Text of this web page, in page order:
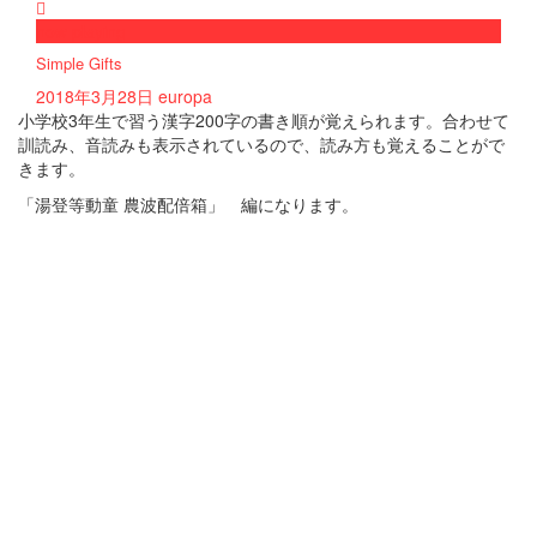
Simple Gifts
2018年3月28日 europa
小学校3年生で習う漢字200字の書き順が覚えられます。合わせて
訓読み、音読みも表示されているので、読み方も覚えることがで
きます。
「湯登等動童 農波配倍箱」 編になります。